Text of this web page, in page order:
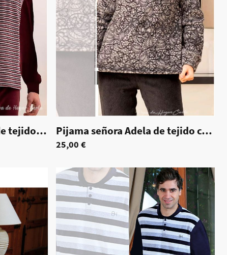
Pijama hombre - Luka de tejido coralina |70055 Pijama señora Adela de tejido coralina
25,00 €